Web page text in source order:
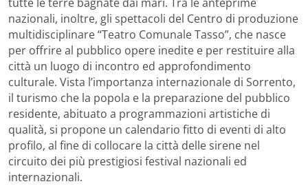
nazionali, inoltre, gli spettacoli del Centro di produzione
multidisciplinare “Teatro Comunale Tasso”, che nasce
per offrire al pubblico opere inedite e per restituire alla
città un luogo di incontro ed approfondimento
culturale. Vista l’importanza internazionale di Sorrento,
il turismo che la popola e la preparazione del pubblico
residente, abituato a programmazioni artistiche di
qualità, si propone un calendario fitto di eventi di alto
profilo, al fine di collocare la città delle sirene nel
circuito dei più prestigiosi festival nazionali ed
internazionali.